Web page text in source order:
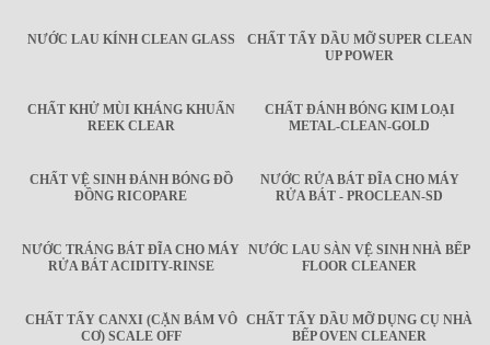
NƯỚC LAU KÍNH CLEAN GLASS
CHẤT TẨY DẦU MỠ SUPER CLEAN
UP POWER
CHẤT KHỬ MÙI KHÁNG KHUẨN
REEK CLEAR
CHẤT ĐÁNH BÓNG KIM LOẠI
METAL-CLEAN-GOLD
CHẤT VỆ SINH ĐÁNH BÓNG ĐỒ
ĐỒNG RICOPARE
NƯỚC RỬA BÁT ĐĨA CHO MÁY
RỬA BÁT - PROCLEAN-SD
NƯỚC TRÁNG BÁT ĐĨA CHO MÁY
RỬA BÁT ACIDITY-RINSE
NƯỚC LAU SÀN VỆ SINH NHÀ BẾP
FLOOR CLEANER
CHẤT TẨY CANXI (CẶN BÁM VÔ
CƠ) SCALE OFF
CHẤT TẨY DẦU MỠ DỤNG CỤ NHÀ
BẾP OVEN CLEANER